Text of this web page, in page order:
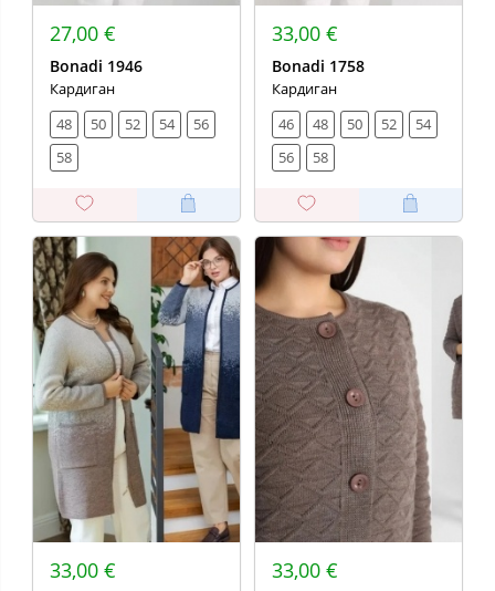
27,00 €
Bonadi 1946
Кардиган
48
50 52 54
56
58
33,00 €
Bonadi 1758
Кардиган
46
48 50 52
54
56
58
33,00 € 33,00 €